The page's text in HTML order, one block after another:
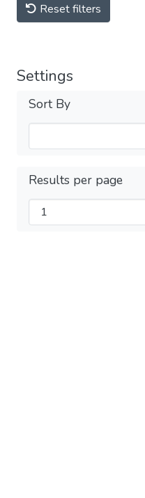
Reset filters
Settings
Sort By
Results per page